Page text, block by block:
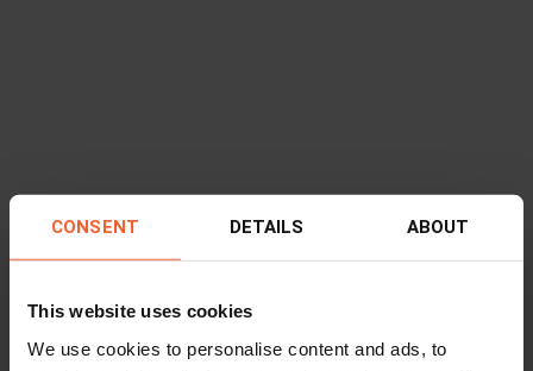
CONSENT DETAILS ABOUT
This website uses cookies
We use cookies to personalise content and ads, to